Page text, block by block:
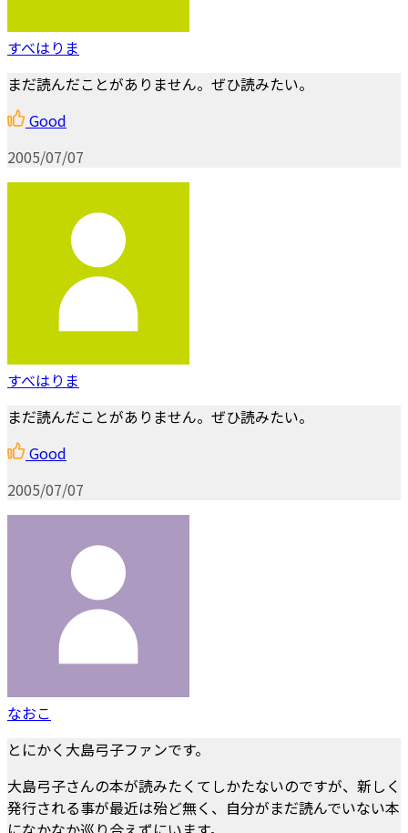
すべはりま
まだ読んだことがありません。ぜひ読みたい。
Good
2005/07/07
すべはりま
まだ読んだことがありません。ぜひ読みたい。
Good
2005/07/07
なおこ
とにかく大島弓子ファンです。
大島弓子さんの本が読みたくてしかたないのですが、新しく
発行される事が最近は殆ど無く、自分がまだ読んでいない本